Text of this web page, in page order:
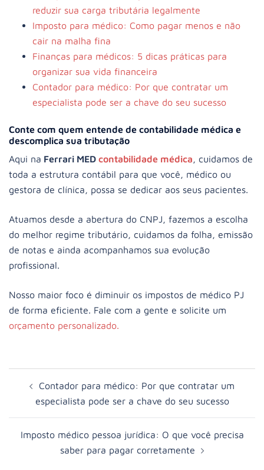
reduzir sua carga tributária legalmente
Imposto para médico: Como pagar menos e não
cair na malha fina
Finanças para médicos: 5 dicas práticas para
organizar sua vida financeira
Contador para médico: Por que contratar um
especialista pode ser a chave do seu sucesso
Conte com quem entende de contabilidade médica e
descomplica sua tributação
Aqui na Ferrari MED contabilidade médica, cuidamos de
toda a estrutura contábil para que você, médico ou
gestora de clínica, possa se dedicar aos seus pacientes.
Atuamos desde a abertura do CNPJ, fazemos a escolha
do melhor regime tributário, cuidamos da folha, emissão
de notas e ainda acompanhamos sua evolução
profissional.
Nosso maior foco é diminuir os impostos de médico PJ
de forma eficiente. Fale com a gente e solicite um
orçamento personalizado.
Contador para médico: Por que contratar um
especialista pode ser a chave do seu sucesso
Imposto médico pessoa jurídica: O que você precisa
saber para pagar corretamente